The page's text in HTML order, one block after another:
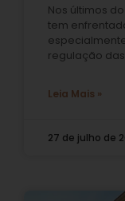
Nos últimos
tem
regulação
Leia Mais »
27 de julho de